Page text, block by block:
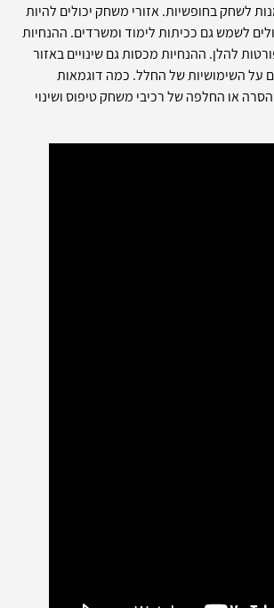
לשחק בחופשיות. אזורי משחק יכולים להיות
לשמש גם ככיתות לימוד ומשרדים. ההנחיות
להלן. ההנחיות מכסות גם שינויים באזור
על השימושיות של החלל. כמה דוגמאות
הסרה או החלפה של רכיבי משחק טיפוס ושינוי